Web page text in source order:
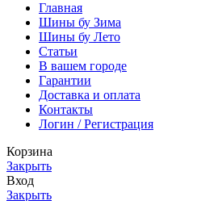
Главная
Шины бу Зима
Шины бу Лето
Статьи
В вашем городе
Гарантии
Доставка и оплата
Контакты
Логин / Регистрация
Корзина
Закрыть
Вход
Закрыть